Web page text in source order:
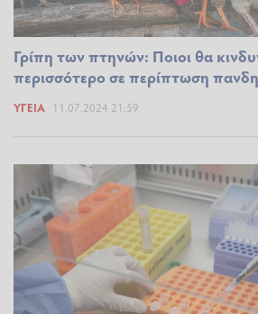
Γρίπη των πτηνών: Ποιοι θα
περισσότερο σε περίπτωση
ΥΓΕΊΑ 11.07.2024 21:59